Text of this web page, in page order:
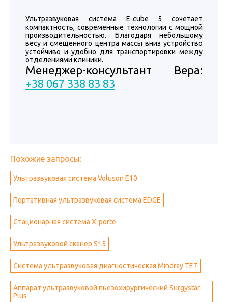
Ультразвуковая система E-cube 5 сочетает
компактность, современные технологии с мощной
производительностью. Благодаря небольшому
весу и смещенного центра массы вниз устройство
устойчиво и удобно для транспортировки между
отделениями клиники.
Менеджер-консультант Вера:
+38 067 338 83 83
Похожие запросы:
Ультразвуковая система Voluson E10
Портативная ультразвуковая система EDGE
Стационарная система X-porte
Ультразвуковой сканер S15
Система ультразвуковая диагностическая Mindray ТЕ7
Аппарат ультразвуковой пьезохирургический Surgystar
Plus